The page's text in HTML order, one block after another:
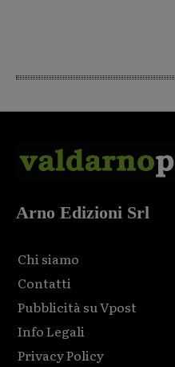
Arno Edizioni Srl
Chi siamo
Contatti
Pubblicità su Vpost
Info Legali
Privacy Policy